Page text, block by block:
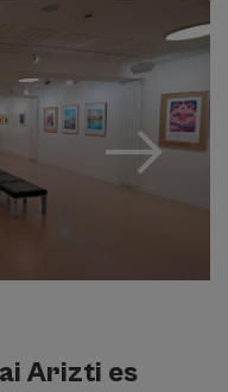
Arizti es